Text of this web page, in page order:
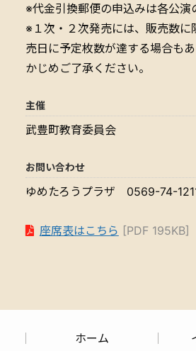
※代金引換郵便の申込みは各公演
※１次・２次発売には、販売数に
売日に予定枚数が達する場合も
かじめご了承ください。
主催
武豊町教育委員会
お問い合わせ
ゆめたろうプラザ 0569-74-
座席表はこちら [PDF 195KB]
ホーム